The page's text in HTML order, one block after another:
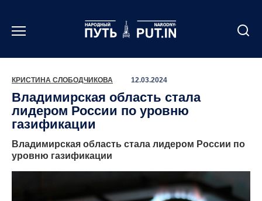
содержанию
КРИСТИНА СЛОБОДЧИКОВА 12.03.2024
Владимирская область стала
лидером России по уровню
газификации
Владимирская область стала лидером России по
уровню газификации